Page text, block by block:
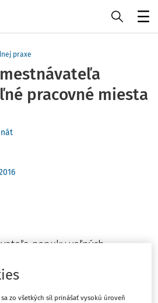
praxe
pracovné miesta
ponuky voľných
zo všetkých síl prinášať vysokú úroveň